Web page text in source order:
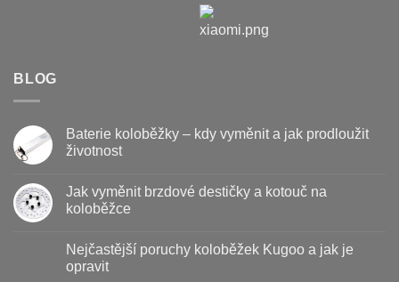
BLOG
Baterie koloběžky – kdy vyměnit a jak prodloužit
životnost
textu
s
koloběžky
kdy
Jak vyměnit brzdové destičky a kotouč na
koloběžce
u
textu
s
Nejčastější poruchy koloběžek Kugoo a jak je
opravit